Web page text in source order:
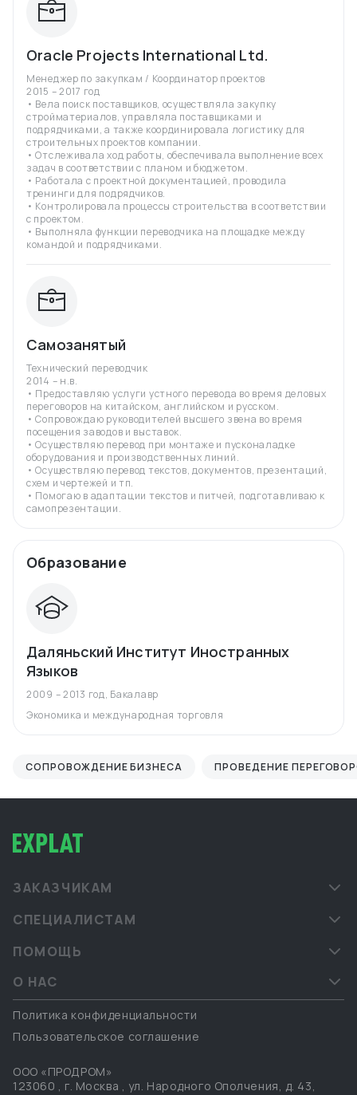
Oracle Projects International Ltd.
Менеджер по закупкам / Координатор проектов
2015 – 2017 год
• Вела поиск поставщиков, осуществляла закупку
стройматериалов, управляла поставщиками и
подрядчиками, а также координировала логистику для
строительных проектов компании.
• Отслеживала ход работы, обеспечивала выполнение всех
задач в соответствии с планом и бюджетом.
• Работала с проектной документацией, проводила
тренинги для подрядчиков.
• Контролировала процессы строительства в соответствии
с проектом.
• Выполняла функции переводчика на площадке между
командой и подрядчиками.
Самозанятый
Технический переводчик
2014 – н.в.
• Предоставляю услуги устного перевода во время деловых
переговоров на китайском, английском и русском.
• Сопровождаю руководителей высшего звена во время
посещения заводов и выставок.
• Осуществляю перевод при монтаже и пусконаладке
оборудования и производственных линий.
• Осуществляю перевод текстов, документов, презентаций,
схем и чертежей и тп.
• Помогаю в адаптации текстов и питчей, подготавливаю к
самопрезентации.
Образование
Даляньский Институт Иностранных
Языков
2009 – 2013 год, Бакалавр
Экономика и международная торговля
СОПРОВОЖДЕНИЕ БИЗНЕСА ПРОВЕДЕНИЕ
ЗАКАЗЧИКАМ
СПЕЦИАЛИСТАМ
ПОМОЩЬ
О НАС
Политика конфиденциальности
Пользовательское соглашение
ООО «ПРОДРОМ»
123060 , г. Москва , ул. Народного Ополчения, д. 43,